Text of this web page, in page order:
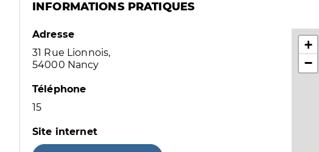
INFORMATIONS PRATIQUES
Adresse
31 Rue Lionnois,
54000 Nancy
Téléphone
15
Site internet
+
−